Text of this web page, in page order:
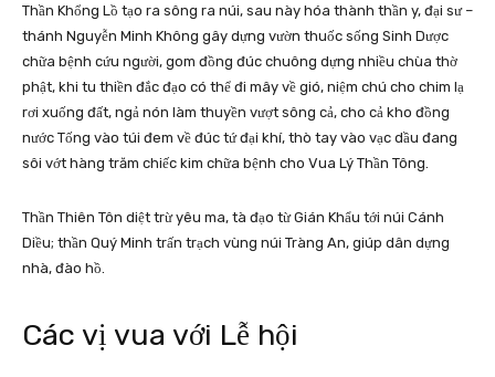
Thần Khổng Lồ tạo ra sông ra núi, sau này hóa thành thần y, đại sư –
thánh Nguyễn Minh Không gây dựng vườn thuốc sống Sinh Dược
chữa bệnh cứu người, gom đồng đúc chuông dựng nhiều chùa thờ
phật, khi tu thiền đắc đạo có thể đi mây về gió, niệm chú cho chim lạ
rơi xuống đất, ngả nón làm thuyền vượt sông cả, cho cả kho đồng
nước Tống vào túi đem về đúc tứ đại khí, thò tay vào vạc dầu đang
sôi vớt hàng trăm chiếc kim chữa bệnh cho Vua Lý Thần Tông.
Thần Thiên Tôn diệt trừ yêu ma, tà đạo từ Gián Khẩu tới núi Cánh
Diều; thần Quý Minh trấn trạch vùng núi Tràng An, giúp dân dựng
nhà, đào hồ.
Các vị vua với Lễ hội